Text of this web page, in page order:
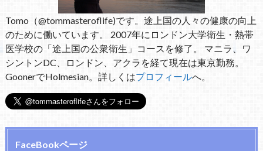
Tomo（@tommasteroflife)です。途上国の人々の健康の向上
のために働いています。 2007年にロンドン大学衛生・熱帯
医学校の「途上国の公衆衛生」コースを修了。 マニラ、ワ
シントンDC、ロンドン、アクラを経て現在は東京勤務。
GoonerでHolmesian。詳しくはプロフィールへ。
FaceBookページ